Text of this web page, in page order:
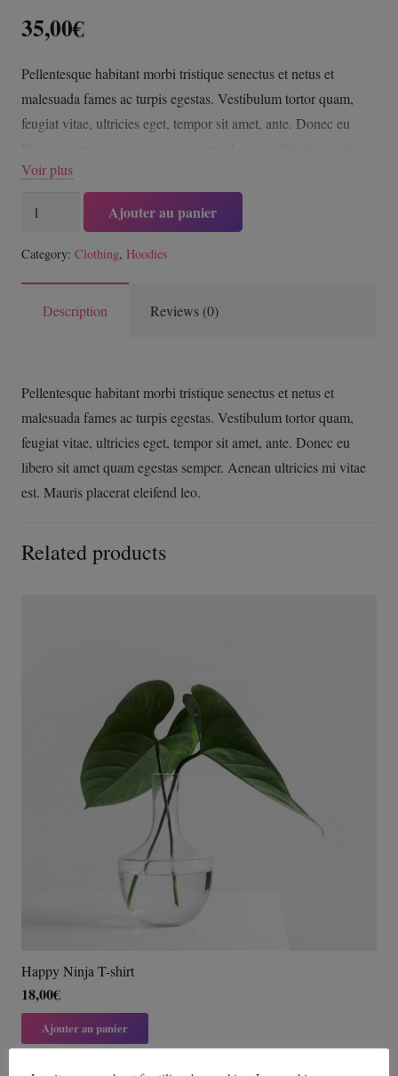
35,00€
Pellentesque habitant morbi tristique senectus et netus et
malesuada fames ac turpis egestas. Vestibulum tortor quam,
feugiat vitae, ultricies eget, tempor sit amet, ante. Donec eu
est. Mauris placerat eleifend leo.
Voir plus
Patient
Hoodie
Ajouter au panier
Category: Clothing, Hoodies
Description Reviews (0)
Pellentesque habitant morbi tristique senectus et netus et
malesuada fames ac turpis egestas. Vestibulum tortor quam,
feugiat vitae, ultricies eget, tempor sit amet, ante. Donec eu
libero sit amet quam egestas semper. Aenean ultricies mi vitae
est. Mauris placerat eleifend leo.
Related products
Happy Ninja T-shirt
18,00€
Ajouter au panier